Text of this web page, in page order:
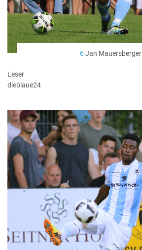
6Jan Mauersberger
Leser
dieblaue24